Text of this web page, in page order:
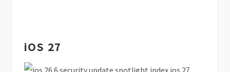
iOS 27